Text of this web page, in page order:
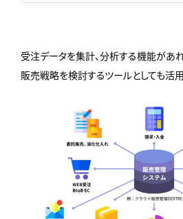
受注データを集計、分析する機能があ
販売戦略を検討するツールとしても活用